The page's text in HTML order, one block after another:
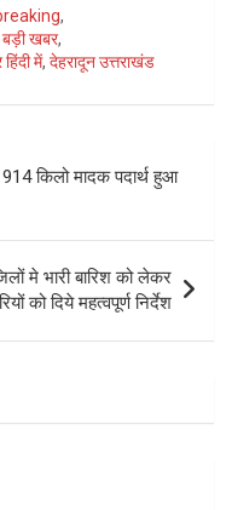
,
खबर,
में, देहरादून उत्तराखंड
किलो मादक पदार्थ हुआ
मे भारी बारिश को लेकर
को दिये महत्वपूर्ण निर्देश